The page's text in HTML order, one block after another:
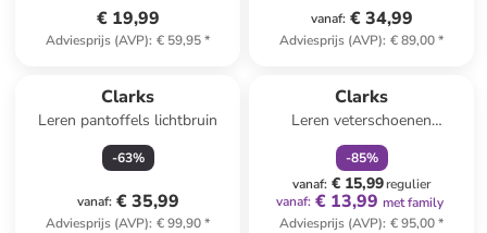
€ 19,99
Adviesprijs (AVP): € 59,95*
vanaf: € 34,99
Adviesprijs (AVP): € 89,00*
Clarks
Leren pantoffels lichtbruin
-63%
vanaf: € 35,99
Adviesprijs (AVP): € 99,90*
Clarks
Leren veterschoenen
"Wallabee Go" zwart
-85%
vanaf: € 15,99regulier
vanaf: € 13,99 met family
Adviesprijs (AVP): € 95,00*